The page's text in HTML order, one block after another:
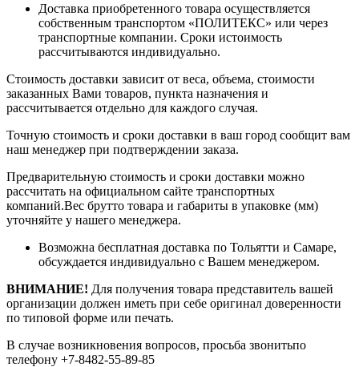
Доставка приобретенного товара осуществляется
собственным транспортом «ПОЛИТЕКС» или через
транспортные компании. Сроки истоимость
рассчитываются индивидуально.
Стоимость доставки зависит от веса, объема, стоимости
заказанных Вами товаров, пункта назначения и
рассчитывается отдельно для каждого случая.
Точную стоимость и сроки доставки в ваш город сообщит вам
наш менеджер при подтверждении заказа.
Предварительную стоимость и сроки доставки можно
рассчитать на официальном сайте транспортных
компаний.Вес брутто товара и габариты в упаковке (мм)
уточняйте у нашего менеджера.
Возможна бесплатная доставка по Тольятти и Самаре,
обсуждается индивидуально с Вашем менеджером.
ВНИМАНИЕ! Для получения товара представитель вашей
организации должен иметь при себе оригинал доверенности
по типовой форме или печать.
В случае возникновения вопросов, просьба звонитьпо
телефону +7-8482-55-89-85